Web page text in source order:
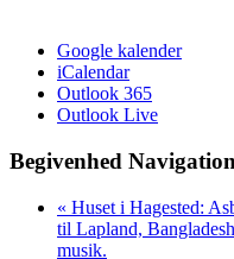
Google kalender
iCalendar
Outlook 365
Outlook Live
Begivenhed Navigation
« Huset i Hagested:
til Lapland,
musik.